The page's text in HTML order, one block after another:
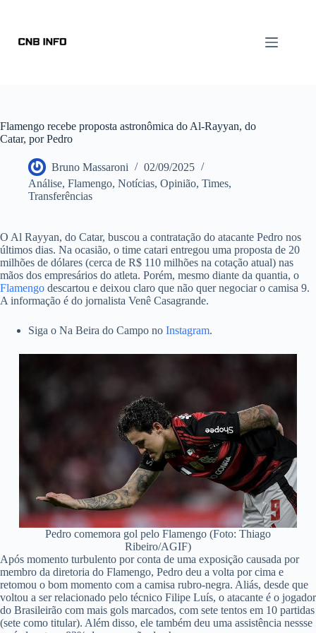
Flamengo recebe proposta astronômica do Al-Rayyan, do
Catar, por Pedro
Bruno Massaroni
02/09/2025
Análise, Flamengo, Notícias, Opinião, Times,
Transferências
O Al Rayyan, do Catar, buscou a contratação do atacante Pedro nos
últimos dias. Na ocasião, o time catari entregou uma proposta de 20
milhões de dólares (cerca de R$ 110 milhões na cotação atual) nas
mãos dos empresários do atleta. Porém, mesmo diante da quantia, o
Flamengo descartou e deixou claro que não quer negociar o camisa 9.
A informação é do jornalista Venê Casagrande.
Siga o Na Beira do Campo no Instagram.
Pedro comemora gol pelo Flamengo (Foto: Thiago
Ribeiro/AGIF)
Após momento turbulento por conta de uma exposição causada por
membro da diretoria do Flamengo, Pedro deu a volta por cima e
retomou o bom momento com a camisa rubro-negra. Aliás, desde que
voltou a ser relacionado pelo técnico Filipe Luís, o atacante é o jogador
do Brasileirão com mais gols marcados, com sete tentos em 10 partidas
(sete como titular). Além disso, ele também deu uma assistência nessse